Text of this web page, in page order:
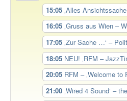
15:05 ‚Alles
16:05 ‚Gruss aus Wien –
17:05 ‚Zur Sache …‘ –
18:05 NEU! ‚RFM –
20:05 RFM – ‚Welcome to
21:00 ‚Wired 4 Sound‘ –